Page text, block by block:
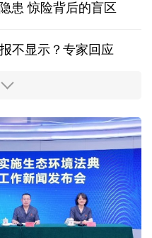
患 惊险背后的盲区
不显示？专家回应
合拳”
见证产业提质跃迁
钢材迎来密集突破
选择网络平台首发